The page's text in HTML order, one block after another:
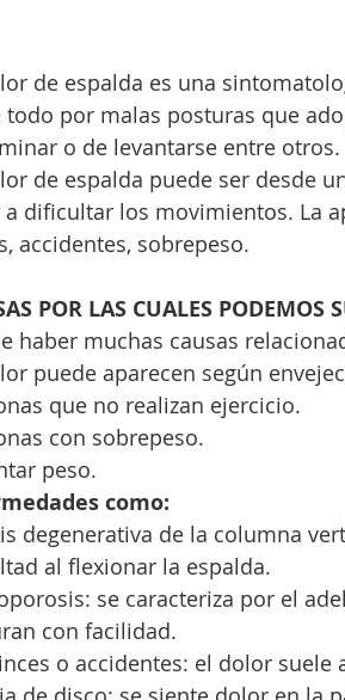
todo por malas posturas que
o de levantarse entre otros.
a dificultar los movimientos. La
accidentes, sobrepeso.
POR LAS CUALES PODEMOS
haber muchas causas
puede aparecen según
que no realizan ejercicio.
con sobrepeso.
peso.
como:
al flexionar la espalda.
con facilidad.
o accidentes: el dolor